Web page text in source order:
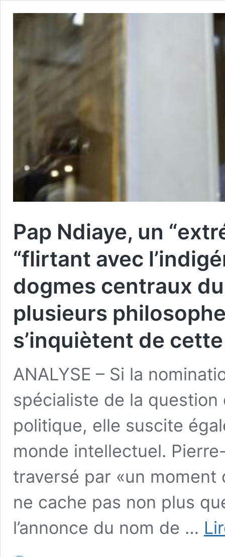
Pap Ndiaye, un
“flirtant avec
dogmes centraux
plusieurs
s’inquiètent de
ANALYSE – Si la
spécialiste de la
politique, elle suscite
monde intellectuel.
traversé par «un
ne cache pas non plus
l’annonce du nom de …